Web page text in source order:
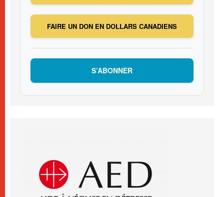
FAIRE UN DON EN DOLLARS CANADIENS
S’ABONNER